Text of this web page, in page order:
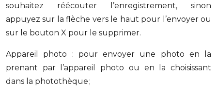
souhaitez réécouter l’enregistrement, sinon
appuyez sur la flèche vers le haut pour l’envoyer ou
sur le bouton X pour le supprimer.
Appareil photo : pour envoyer une photo en la
prenant par l’appareil photo ou en la choisissant
dans la photothèque ;